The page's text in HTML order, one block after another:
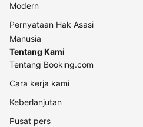
Modern
Pernyataan Hak Asasi
Manusia
Tentang Kami
Tentang Booking.com
Cara kerja kami
Keberlanjutan
Pusat pers